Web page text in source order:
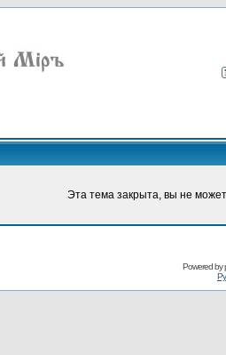
Эта тема закрыта, вы не
Powered by